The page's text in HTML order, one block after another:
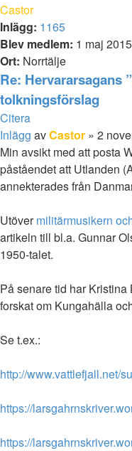
Castor
Inlägg: 1165
Blev medlem: 1 maj
Ort: Norrtälje
Re: Hervararsagans
tolkningsförslag
Citera
Inlägg avCastor » 2
Min avsikt med att posta
påståendet att Utlanden
annekterades från
Utövermilitärmusikern
artikeln till bl.a. Gunnar
1950-talet.
På senare tid har
forskat om Kungahälla
Se t.ex.:
http://www.vattlefjall.net/
https://
https://